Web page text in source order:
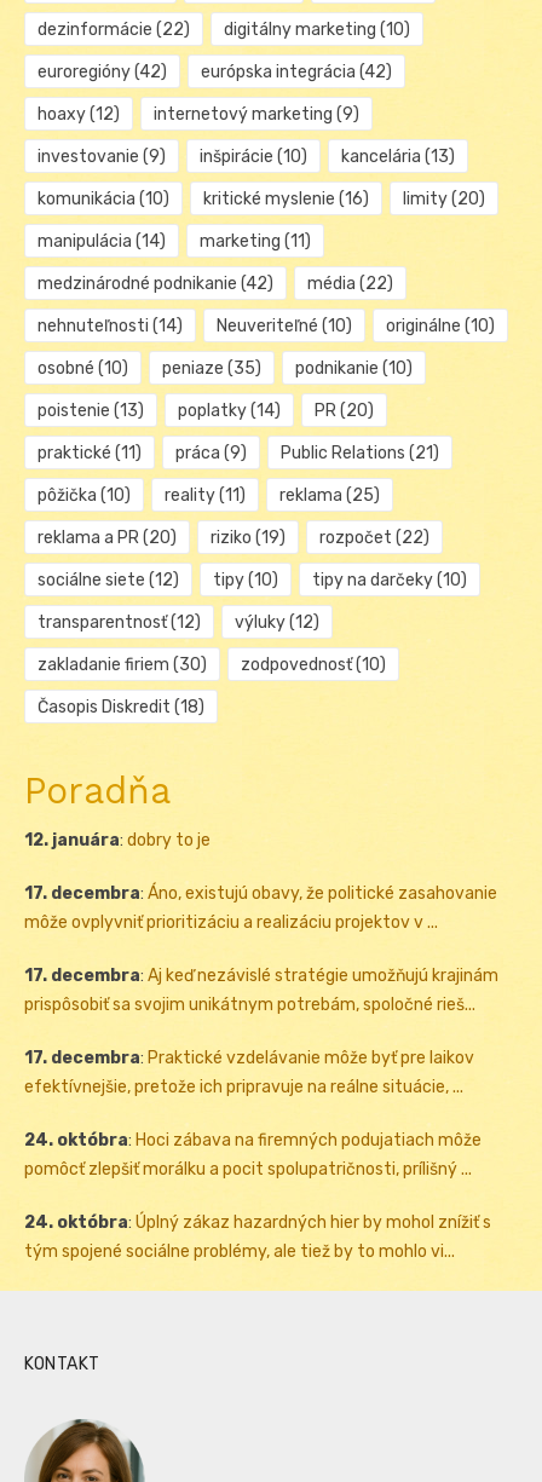
dezinformácie (22) digitálny marketing (10)
euroregióny(42) európska integrácia (42)
hoaxy(12) internetový marketing (9)
investovanie (9) inšpirácie (10) kancelária (13)
komunikácia (10) kritické myslenie (16) limity(20)
manipulácia (14) marketing (11)
medzinárodné podnikanie (42) média (22)
nehnuteľnosti (14) Neuveriteľné (10) originálne (10)
osobné (10) peniaze (35) podnikanie (10)
poistenie (13) poplatky(14) PR(20)
praktické (11) práca (9) Public Relations (21)
pôžička (10) reality(11) reklama (25)
reklama a PR(20) riziko (19) rozpočet (22)
sociálne siete (12) tipy(10) tipy na darčeky(10)
transparentnosť(12) výluky(12)
zakladanie firiem (30) zodpovednosť(10)
Časopis Diskredit (18)
Poradňa
12. januára: dobry to je
17. decembra: Áno, existujú obavy, že politické zasahovanie
môže ovplyvniť prioritizáciu a realizáciu projektov v ...
17. decembra: Aj keď nezávislé stratégie umožňujú krajinám
prispôsobiť sa svojim unikátnym potrebám, spoločné rieš...
17. decembra: Praktické vzdelávanie môže byť pre laikov
efektívnejšie, pretože ich pripravuje na reálne situácie, ...
24. októbra: Hoci zábava na firemných podujatiach môže
pomôcť zlepšiť morálku a pocit spolupatričnosti, prílišný ...
24. októbra: Úplný zákaz hazardných hier by mohol znížiť s
tým spojené sociálne problémy, ale tiež by to mohlo vi...
KONTAKT